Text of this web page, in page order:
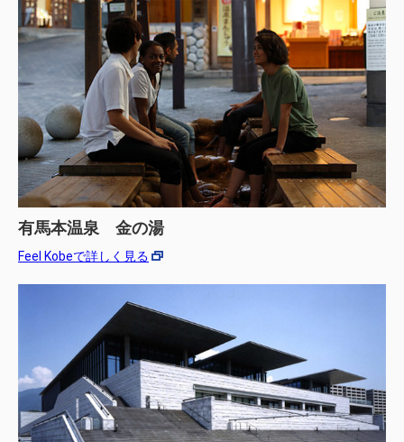
有馬本温泉 金の湯
Feel Kobeで詳しく見る